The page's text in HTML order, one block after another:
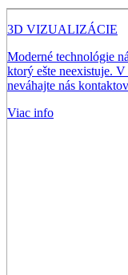
3D VIZUALIZÁCIE
Moderné technológie
ktorý ešte neexistuje.
neváhajte nás
Viac info